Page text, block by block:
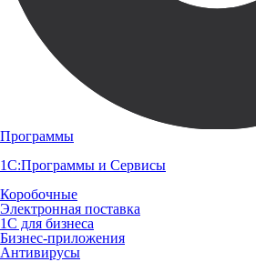
Программы
1С:Программы и Сервисы
Коробочные
Электронная поставка
1С для бизнеса
Бизнес-приложения
Антивирусы